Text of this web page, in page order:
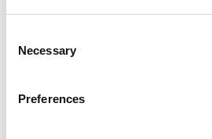
Selection
Necessary
Preferences
Échelle Telesteps Rescue